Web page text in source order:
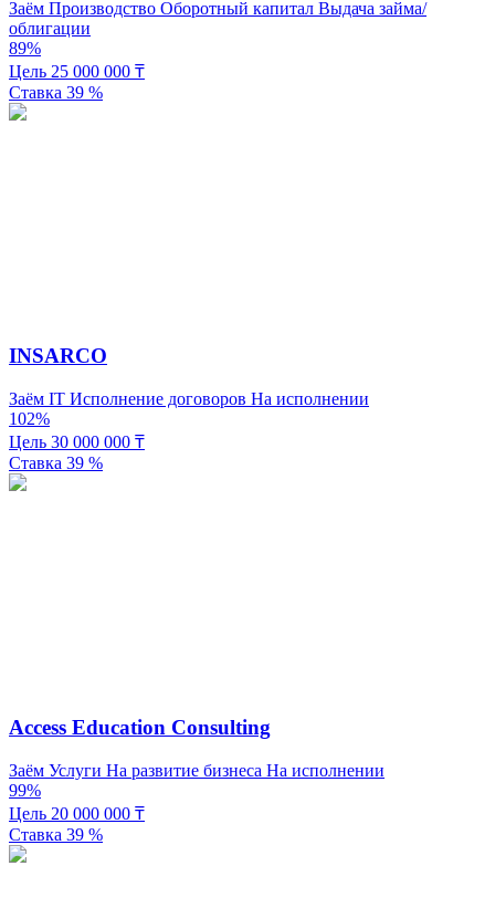
Заём Производство Оборотный капитал Выдача займа/
облигации
89%
Цель 25 000 000 ₸
Ставка 39 %
INSARCO
Заём IT Исполнение договоров На исполнении
102%
Цель 30 000 000 ₸
Ставка 39 %
Access Education Consulting
Заём Услуги На развитие бизнеса На исполнении
99%
Цель 20 000 000 ₸
Ставка 39 %